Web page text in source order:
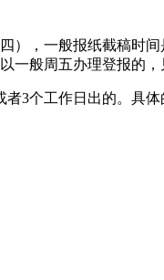
），一般报纸截稿时
一般周五办理登报的
3个工作日出的。具